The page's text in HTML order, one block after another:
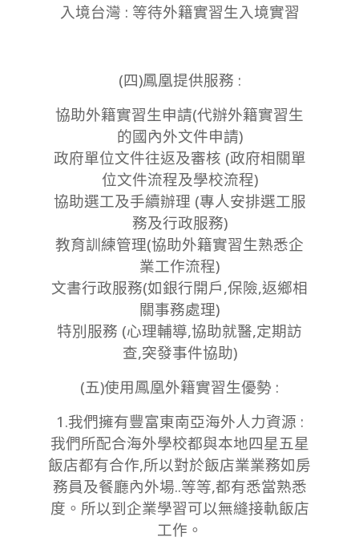
入境台灣 : 等待外籍實習生入境實習
(四)鳳凰提供服務 :
協助外籍實習生申請(代辦外籍實習生
的國內外文件申請)
政府單位文件往返及審核 (政府相關單
位文件流程及學校流程)
協助選工及手續辦理 (專人安排選工服
務及行政服務)
教育訓練管理(協助外籍實習生熟悉企
業工作流程)
文書行政服務(如銀行開戶,保險,返鄉相
關事務處理)
特別服務 (心理輔導,協助就醫,定期訪
查,突發事件協助)
(五)使用鳳凰外籍實習生優勢 :
1.我們擁有豐富東南亞海外人力資源 :
我們所配合海外學校都與本地四星五星
飯店都有合作,所以對於飯店業業務如房
務員及餐廳內外場..等等,都有悉當熟悉
度。所以到企業學習可以無縫接軌飯店
工作。